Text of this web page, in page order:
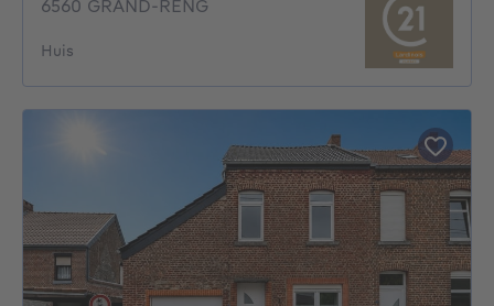
6560 GRAND-RENG
Huis